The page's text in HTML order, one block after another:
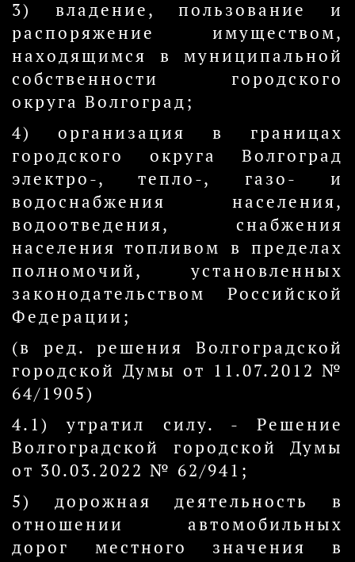
3) владение, пользование и
распоряжение имуществом,
находящимся в муниципальной
собственности городского
округа Волгоград;
4) организация в границах
городского округа Волгоград
электро-, тепло-, газо- и
водоснабжения населения,
водоотведения, снабжения
населения топливом в пределах
полномочий, установленных
законодательством Российской
Федерации;
(в ред. решения Волгоградской
городской Думы от 11.07.2012 №
64/1905)
4.1) утратил силу. - Решение
Волгоградской городской Думы
от 30.03.2022 № 62/941;
5) дорожная деятельность в
отношении автомобильных
дорог местного значения в